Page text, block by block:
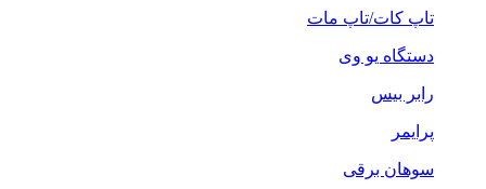
تاپ کات/تاپ مات
دستگاه یو وی
رابر بیس
پرایمر
سوهان برقی